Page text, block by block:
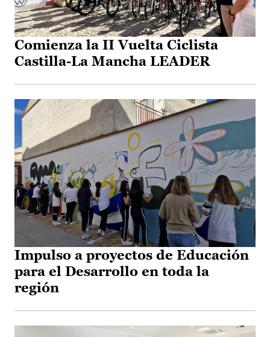
Comienza la II Vuelta Ciclista
Castilla-La Mancha LEADER
Impulso a proyectos de Educación
para el Desarrollo en toda la
región